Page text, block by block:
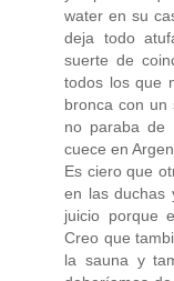
water en su
deja todo
suerte de
todos los que
bronca con un
no paraba de
cuece en
Es ciero que
en las duchas
juicio porque
Creo que
la sauna y